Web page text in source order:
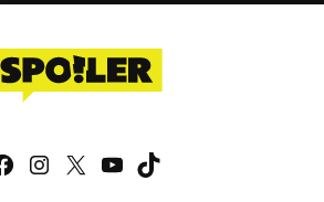
Facebook
Instagram
X YouTube